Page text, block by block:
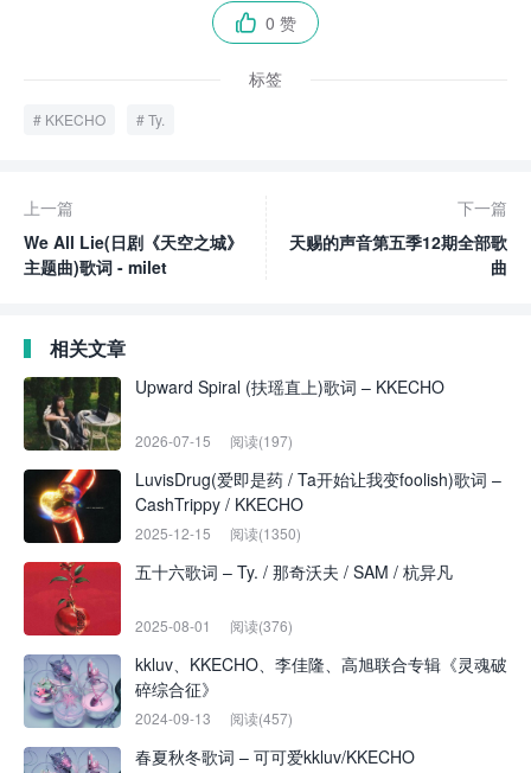
 0 赞
标签
KKECHO Ty.
上一篇
We All Lie(日剧《天空之城》
主题曲)歌词 - milet
下一篇
天赐的声音第五季12期全部歌
曲
相关文章
Upward Spiral (扶瑶直上)歌词 – KKECHO
2026-07-15 阅读(197)
LuvisDrug(爱即是药 / Ta开始让我变foolish)歌词 –
CashTrippy / KKECHO
2025-12-15 阅读(1350)
五十六歌词 – Ty. / 那奇沃夫 / SAM / 杭异凡
2025-08-01 阅读(376)
kkluv、KKECHO、李佳隆、高旭联合专辑《灵魂破
碎综合征》
2024-09-13 阅读(457)
春夏秋冬歌词 – 可可爱kkluv/KKECHO